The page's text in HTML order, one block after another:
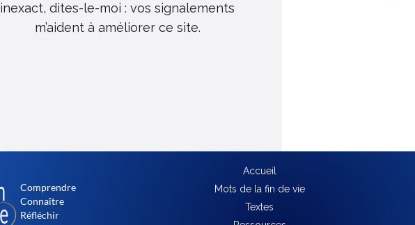
inexact, dites-le-moi : vos signalements
m’aident à améliorer ce site.
Comprendre
Connaître
Réfléchir
Accueil
Mots de la fin de vie
Textes